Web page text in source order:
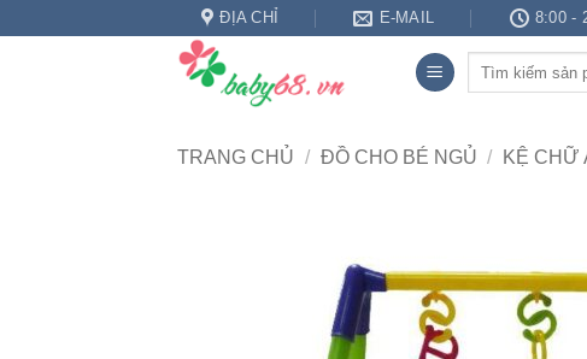
ĐỊA CHỈ E-MAIL 8:00 -
Tìm
TRANG CHỦ / ĐỒ CHO BÉ NGỦ / KỆ CHỮ